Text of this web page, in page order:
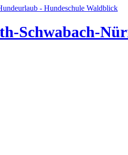
Schwabach-